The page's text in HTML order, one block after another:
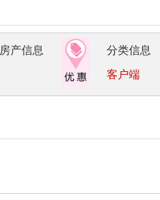
房产信息 分类信息
客户端